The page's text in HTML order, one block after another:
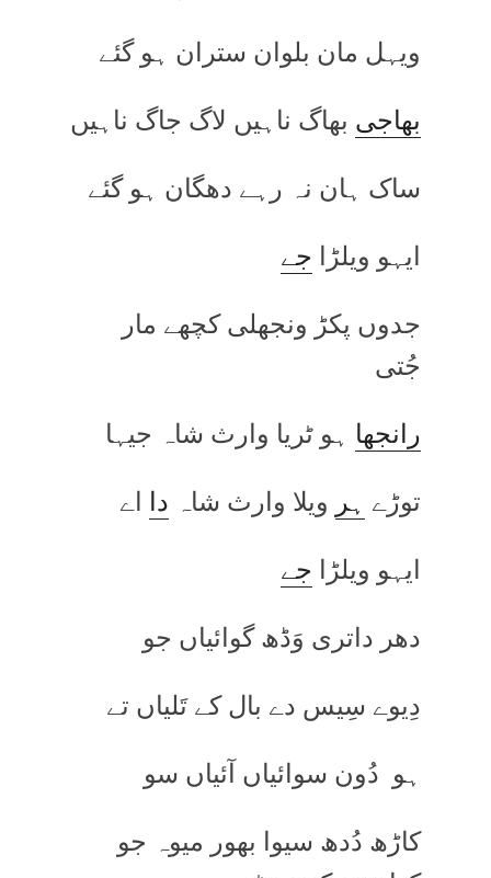
ویہل مان بلوان ستران ہو گئے
بھاجی بھاگ ناہیں لاگ جاگ ناہیں
ساک ہان نہ رہے دھگان ہو گئے
ایہو ویلڑا جے
جدوں پکڑ ونجھلی کچھے مار
جُتی
رانجھا ہو ٹریا وارث شاہ جیہا
توڑے ہر ویلا وارث شاہ دا اے
ایہو ویلڑا جے
دھر داتری وَڈھ گوائیاں جو
دِیوے سِیس دے بال کے تَلیاں تے
ہو دُون سوائیاں آئیاں سو
کاڑھ دُدھ سیوا بھور میوہ جو